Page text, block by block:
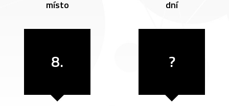
místo dní
8. ?